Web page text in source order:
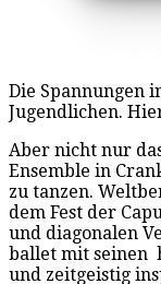
Die Spannungen
Jugendlichen.
Aber nicht nur
Ensemble in
zu tanzen.
dem Fest der
und diagonalen
ballet mit seinen
und zeitgeistig